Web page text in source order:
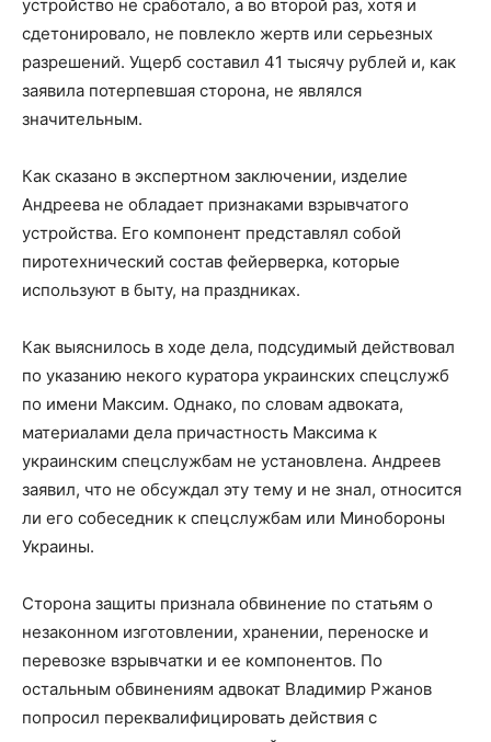
устройство не сработало, а во второй раз, хотя и
сдетонировало, не повлекло жертв или серьезных
разрешений. Ущерб составил 41 тысячу рублей и, как
заявила потерпевшая сторона, не являлся
значительным.
Как сказано в экспертном заключении, изделие
Андреева не обладает признаками взрывчатого
устройства. Его компонент представлял собой
пиротехнический состав фейерверка, которые
используют в быту, на праздниках.
Как выяснилось в ходе дела, подсудимый действовал
по указанию некого куратора украинских спецслужб
по имени Максим. Однако, по словам адвоката,
материалами дела причастность Максима к
украинским спецслужбам не установлена. Андреев
заявил, что не обсуждал эту тему и не знал, относится
ли его собеседник к спецслужбам или Минобороны
Украины.
Сторона защиты признала обвинение по статьям о
незаконном изготовлении, хранении, переноске и
перевозке взрывчатки и ее компонентов. По
остальным обвинениям адвокат Владимир Ржанов
попросил переквалифицировать действия с